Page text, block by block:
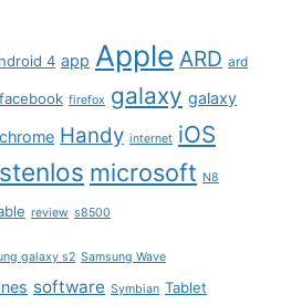
4 app Apple ARD ard
facebook firefox galaxy galaxy
Handy internet iOS
microsoft N8
review s8500
galaxy s2 Samsung Wave
software Symbian Tablet